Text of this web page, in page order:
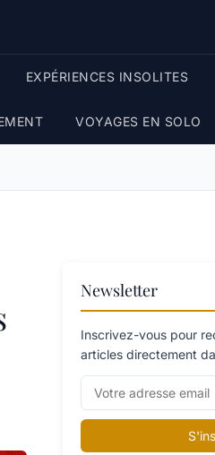
EXPÉRIENCES INSOLITES
VOYAGES EN SOLO
Newsletter
Inscrivez-vous pour
articles directement